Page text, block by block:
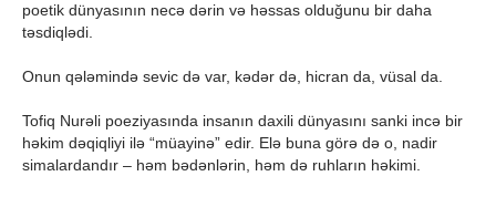
poetik dünyasının necə dərin və həssas olduğunu bir daha
təsdiqlədi.
Onun qələmində sevic də var, kədər də, hicran da, vüsal da.
Tofiq Nurəli poeziyasında insanın daxili dünyasını sanki incə bir
həkim dəqiqliyi ilə “müayinə” edir. Elə buna görə də o, nadir
simalardandır – həm bədənlərin, həm də ruhların həkimi.